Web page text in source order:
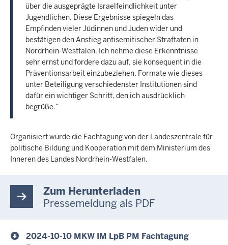
über die ausgeprägte Israelfeindlichkeit unter
Jugendlichen. Diese Ergebnisse spiegeln das
Empfinden vieler Jüdinnen und Juden wider und
bestätigen den Anstieg antisemitischer Straftaten in
Nordrhein-Westfalen. Ich nehme diese Erkenntnisse
sehr ernst und fordere dazu auf, sie konsequent in die
Präventionsarbeit einzubeziehen. Formate wie dieses
unter Beteiligung verschiedenster Institutionen sind
dafür ein wichtiger Schritt, den ich ausdrücklich
begrüße.“
Organisiert wurde die Fachtagung von der Landeszentrale für
politische Bildung und Kooperation mit dem Ministerium des
Inneren des Landes Nordrhein-Westfalen.
Zum Herunterladen
Pressemeldung als PDF
2024-10-10 MKW IM LpB PM Fachtagung